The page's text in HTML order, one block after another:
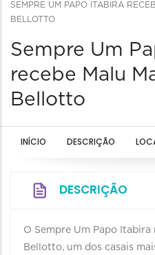
SEMPRE UM PAPO ITABIRA
BELLOTTO
Sempre Um
recebe Malu
Bellotto
INÍCIO DESCRIÇÃO
DESCRIÇÃO
O Sempre Um Papo Itabira
Bellotto, um dos casais